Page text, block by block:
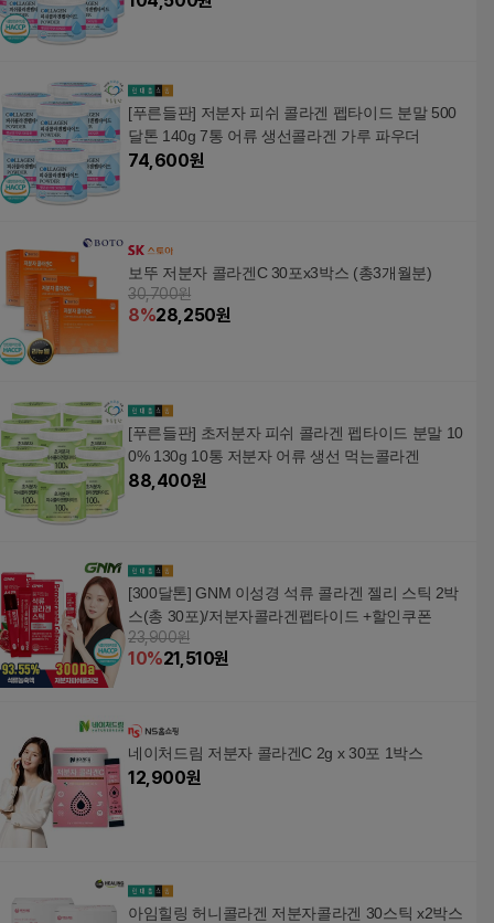
[푸른들판] 저분자 피쉬 콜라겐 펩타이드 분말 500
달톤 140g 7통 어류 생선콜라겐 가루 파우더
74,600원
보뚜 저분자 콜라겐C 30포x3박스 (총3개월분)
30,700원
8%28,250원
[푸른들판] 초저분자 피쉬 콜라겐 펩타이드 분말 10
0% 130g 10통 저분자 어류 생선 먹는콜라겐
88,400원
[300달톤] GNM 이성경 석류 콜라겐 젤리 스틱 2박
스(총 30포)/저분자콜라겐펩타이드 +할인쿠폰
23,900원
10%21,510원
네이처드림 저분자 콜라겐C 2g x 30포 1박스
12,900원
아임힐링 허니콜라겐 저분자콜라겐 30스틱 x2박스